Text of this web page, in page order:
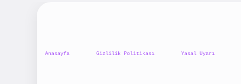
Anasayfa Gizlilik Politikası Yasal Uyarı